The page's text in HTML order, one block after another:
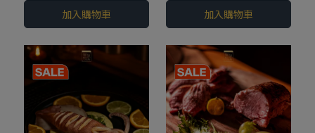
加入購物車 加入購物車